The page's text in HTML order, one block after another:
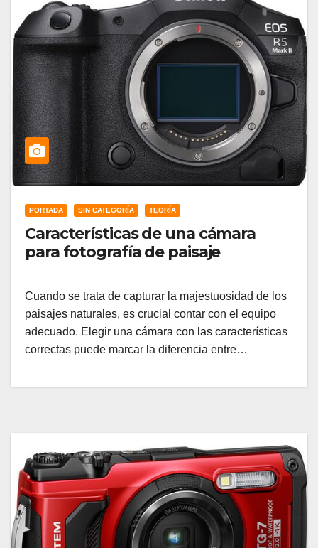
PORTADA SIN CATEGORÍA TEORÍA
Características de una cámara
para fotografía de paisaje
Cuando se trata de capturar la majestuosidad de los
paisajes naturales, es crucial contar con el equipo
adecuado. Elegir una cámara con las características
correctas puede marcar la diferencia entre…